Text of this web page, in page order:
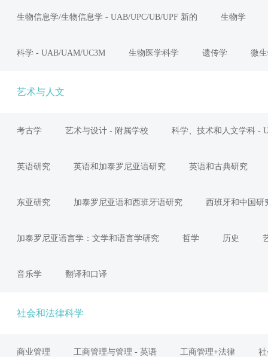
生物信息学/生物信息学 - UAB/UPC/UB/UPF 新的 生物学
科学 - UAB/UAM/UC3M 生物医学科学 遗传学 微
艺术与人文
考古学 艺术与设计 - 附属学校 科学、技术和人文学科 -
英语研究 英语和加泰罗尼亚语研究 英语和古典研究
东亚研究 加泰罗尼亚语和西班牙语研究 西班牙和中国研
加泰罗尼亚语言学：文学和语言学研究 哲学 历史
音乐学 翻译和口译
社会和法律科学
商业管理 工商管理与管理 - 英语 工商管理+法律